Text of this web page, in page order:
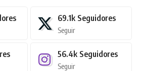
69.1k Seguidores
Seguir
56.4k Seguidores
Seguir